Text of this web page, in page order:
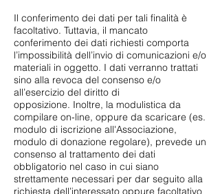
Il conferimento dei dati per tali finalità è
facoltativo. Tuttavia, il mancato
conferimento dei dati richiesti comporta
l’impossibilità dell’invio di comunicazioni e/o
materiali in oggetto. I dati verranno trattati
sino alla revoca del consenso e/o
all’esercizio del diritto di
opposizione. Inoltre, la modulistica da
compilare on-line, oppure da scaricare (es.
modulo di iscrizione all'Associazione,
modulo di donazione regolare), prevede un
consenso al trattamento dei dati
obbligatorio nel caso in cui siano
strettamente necessari per dar seguito alla
richiesta dell’interessato oppure facoltativo